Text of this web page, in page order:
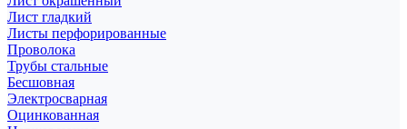
Лист гладкий
Листы перфорированные
Проволока
Трубы стальные
Бесшовная
Электросварная
Оцинкованная